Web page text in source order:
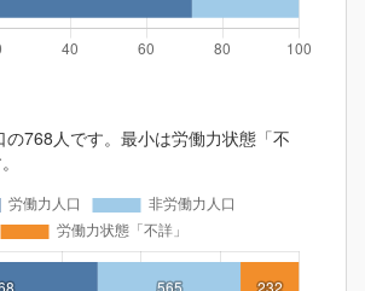
の768人です。最小は労働力状態「不